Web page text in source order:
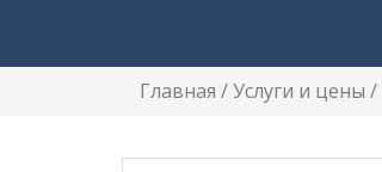
Главная /Услуги и цены /